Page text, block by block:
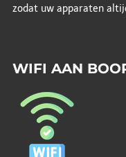
zodat uw apparaten
WIFI AAN